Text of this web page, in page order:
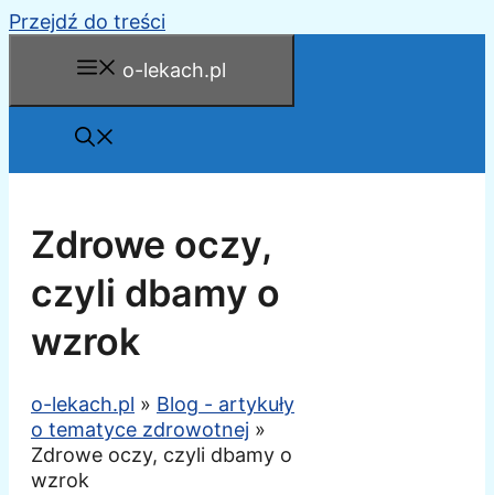
Przejdź do treści
o-lekach.pl
Zdrowe oczy,
czyli dbamy o
wzrok
o-lekach.pl » Blog - artykuły
o tematyce zdrowotnej »
Zdrowe oczy, czyli dbamy o
wzrok